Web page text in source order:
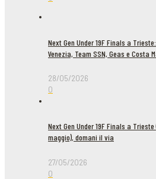
Next Gen Under 19F Finals a
Venezia, Team SSN, Geas e Costa
28/05/2026
0
Next Gen Under 19F Finals a
maggio), domani il via
27/05/2026
0